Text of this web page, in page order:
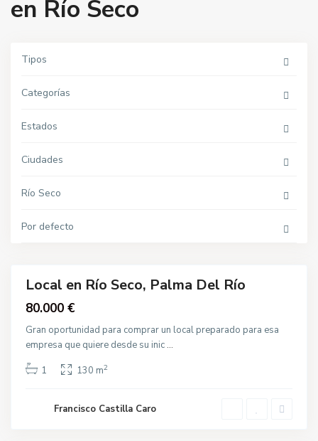
en Río Seco
Tipos
Categorías
Estados
Ciudades
Río Seco
Por defecto
o
c
P
a
a
l
Local en Río Seco, Palma Del Río
80.000 €
Gran oportunidad para comprar un local preparado para esa
empresa que quiere desde su inic ...
1
130 m2
Francisco Castilla Caro